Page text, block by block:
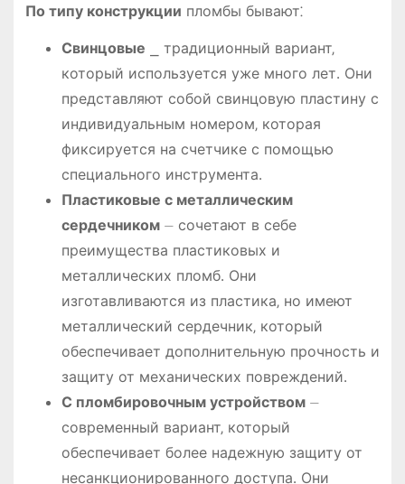
По типу конструкции пломбы бывают⁚
Свинцовые ⎯ традиционный вариант‚
который используется уже много лет․ Они
представляют собой свинцовую пластину с
индивидуальным номером‚ которая
фиксируется на счетчике с помощью
специального инструмента․
Пластиковые с металлическим
сердечником⏤ сочетают в себе
преимущества пластиковых и
металлических пломб․ Они
изготавливаются из пластика‚ но имеют
металлический сердечник‚ который
обеспечивает дополнительную прочность и
защиту от механических повреждений․
С пломбировочным устройством⏤
современный вариант‚ который
обеспечивает более надежную защиту от
несанкционированного доступа․ Они